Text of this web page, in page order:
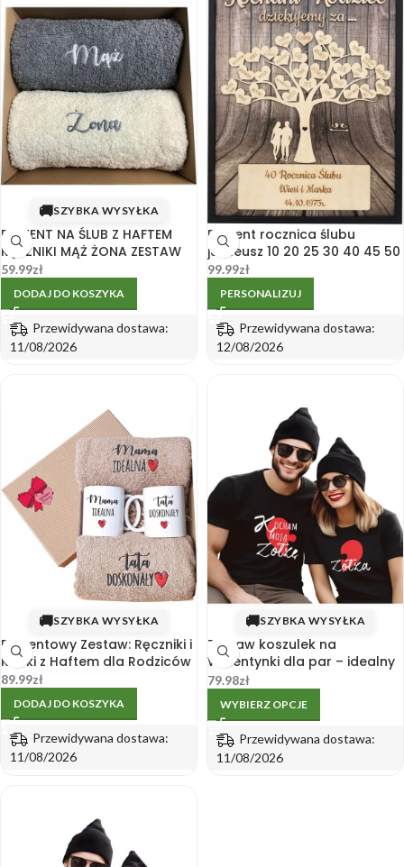
🚚SZYBKA WYSYŁKA
PREZENT NA ŚLUB Z HAFTEM
RĘCZNIKI MĄŻ ŻONA ZESTAW
59.99zł
DODAJ DO KOSZYKA
Przewidywana dostawa:
11/08/2026
Prezent rocznica ślubu
jubileusz 10 20 25 30 40 45 50
99.99zł
PERSONALIZUJ
Przewidywana dostawa:
12/08/2026
🚚SZYBKA WYSYŁKA
Prezentowy Zestaw: Ręczniki i
Kubki z Haftem dla Rodziców
89.99zł
DODAJ DO KOSZYKA
Przewidywana dostawa:
11/08/2026
🚚SZYBKA WYSYŁKA
Zestaw koszulek na
Walentynki dla par – idealny
prezent dla pary
79.98zł
WYBIERZ OPCJE
Przewidywana dostawa:
11/08/2026